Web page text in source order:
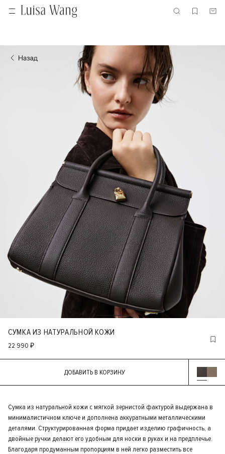
СУМКА ИЗ НАТУРАЛЬНОЙ КОЖИ
22 990 ₽
ДОБАВИТЬ В КОРЗИНУ
Сумка из натуральной кожи с мягкой зернистой фактурой выдержана в
минималистичном ключе и дополнена аккуратными металлическими
деталями. Структурированная форма придает изделию графичность, а
двойные ручки делают его удобным для носки в руках и на предплечье.
Благодаря продуманным пропорциям в ней легко разместить все